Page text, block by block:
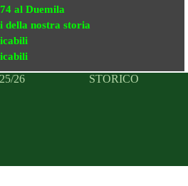
al Duemila
della nostra storia
26 STORICO